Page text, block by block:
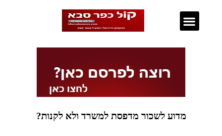
מדוע לשכור מדפסת למשרד ולא לקנות?